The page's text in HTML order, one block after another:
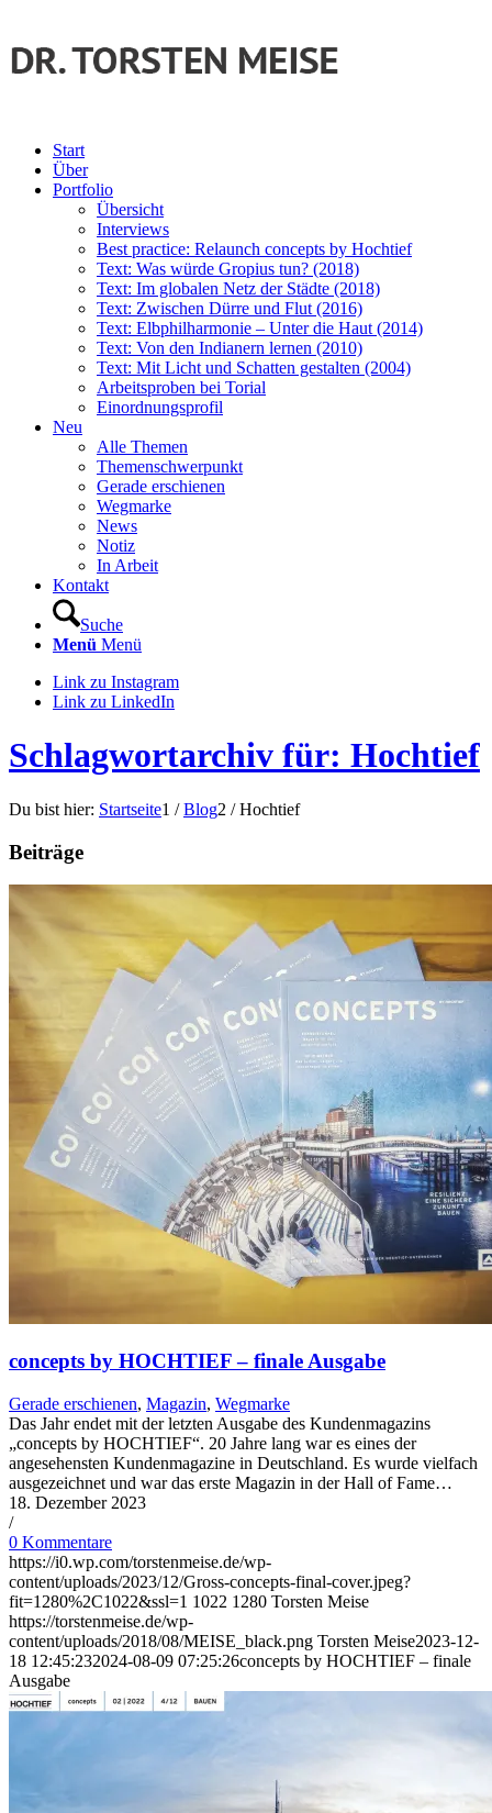
Start
Über
Portfolio
Übersicht
Interviews
Best practice: Relaunch concepts by Hochtief
Text: Was würde Gropius tun? (2018)
Text: Im globalen Netz der Städte (2018)
Text: Zwischen Dürre und Flut (2016)
Text: Elbphilharmonie – Unter die Haut (2014)
Text: Von den Indianern lernen (2010)
Text: Mit Licht und Schatten gestalten (2004)
Arbeitsproben bei Torial
Einordnungsprofil
Neu
Alle Themen
Themenschwerpunkt
Gerade erschienen
Wegmarke
News
Notiz
In Arbeit
Kontakt
Suche
Menü Menü
Link zu Instagram
Link zu LinkedIn
Schlagwortarchiv für: Hochtief
Du bist hier: Startseite1 / Blog2 / Hochtief
Beiträge
concepts by HOCHTIEF – finale Ausgabe
Gerade erschienen, Magazin, Wegmarke
Das Jahr endet mit der letzten Ausgabe des Kundenmagazins
„concepts by HOCHTIEF“. 20 Jahre lang war es eines der
angesehensten Kundenmagazine in Deutschland. Es wurde vielfach
ausgezeichnet und war das erste Magazin in der Hall of Fame…
18. Dezember 2023
/
0 Kommentare
https://i0.wp.com/torstenmeise.de/wp-
content/uploads/2023/12/Gross-concepts-final-cover.jpeg?
fit=1280%2C1022&ssl=1 1022 1280 Torsten Meise
https://torstenmeise.de/wp-
content/uploads/2018/08/MEISE_black.png Torsten Meise2023-12-
18 12:45:232024-08-09 07:25:26concepts by HOCHTIEF – finale
Ausgabe